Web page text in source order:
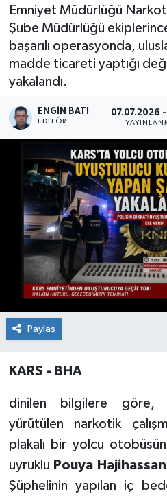
Emniyet Müdürlüğü
Şube Müdürlüğü
başarılı operasyonda,
madde ticareti yaptığı
yakalandı.
ENGIN BATI
EDITÖR
07.07.2026 -
Paylaş
KARS - BHA
dinilen bilgilere göre,
yürütülen narkotik
plakalı bir yolcu
uyruklu Pouya
Şüphelinin yapılan iç